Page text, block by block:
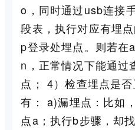
o，同时通过usb连接
段表，执行对应有埋
p登录处埋点。则若
n，正常情况下能通过
点； 4）检查埋点是
有： a)漏埋点：比如
点a；执行b步骤，却